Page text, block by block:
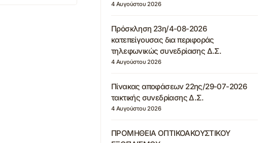
4 Αυγούστου 2026
Πρόσκληση 23η/4-08-2026
κατεπείγουσας δια περιφοράς
τηλεφωνικώς συνεδρίασης Δ.Σ.
4 Αυγούστου 2026
Πίνακας αποφάσεων 22ης/29-07-2026
τακτικής συνεδρίασης Δ.Σ.
4 Αυγούστου 2026
ΠΡΟΜΗΘΕΙΑ ΟΠΤΙΚΟΑΚΟΥΣΤΙΚΟΥ